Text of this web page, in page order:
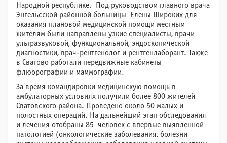
Народной республике. Под руководством главного врача
Энгельсской районной больницы Елены Широких для
оказания плановой медицинской помощи местным
жителям были направлены узкие специалисты, врачи
ультразвуковой, функциональной, эндоскопической
диагностики, врач-рентгенолог и рентгенлаборант. Также
в Сватово работали передвижные кабинеты
флюорографии и маммографии.
За время командировки медицинскую помощь в
амбулаторных условиях получили более 800 жителей
Сватовского района. Проведено около 50 малых и
полостных операций. На дальнейший этап обследования
и лечения отобраны 85 человек с впервые выявленной
патологией (онкологические заболевания, болезни